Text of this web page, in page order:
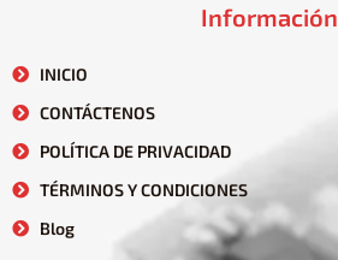
Información
INICIO
CONTÁCTENOS
POLÍTICA DE PRIVACIDAD
TÉRMINOS Y CONDICIONES
Blog